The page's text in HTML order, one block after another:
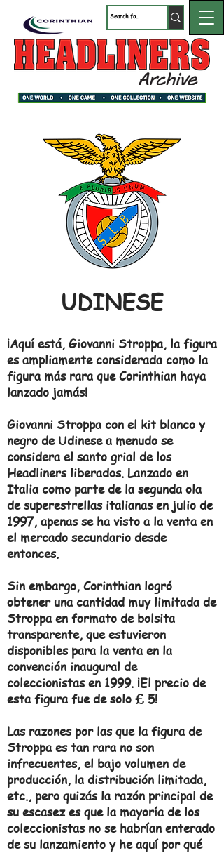
UDINESE
¡Aquí está, Giovanni Stroppa, la figura
es ampliamente considerada como la
figura más rara que Corinthian haya
lanzado jamás!
Giovanni Stroppa con el kit blanco y
negro de Udinese a menudo se
considera el santo grial de los
Headliners liberados. Lanzado en
Italia como parte de la segunda ola
de superestrellas italianas en julio de
1997, apenas se ha visto a la venta en
el mercado secundario desde
entonces.
Sin embargo, Corinthian logró
obtener una cantidad muy limitada de
Stroppa en formato de bolsita
transparente, que estuvieron
disponibles para la venta en la
convención inaugural de
coleccionistas en 1999. ¡El precio de
esta figura fue de solo £ 5!
Las razones por las que la figura de
Stroppa es tan rara no son
infrecuentes, el bajo volumen de
producción, la distribución limitada,
etc., pero quizás la razón principal de
su escasez es que la mayoría de los
coleccionistas no se habrían enterado
de su lanzamiento y he aquí por qué